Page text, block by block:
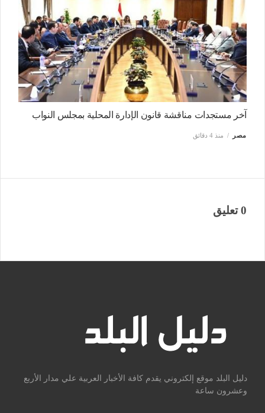
آخر مستجدات مناقشة قانون الإدارة المحلية بمجلس النواب
مصر منذ 4 دقائق
0 تعليق
دليل البلد موقع إلكتروني يقدم كافة الأخبار العربية علي مدار الأربع
وعشرون ساعة